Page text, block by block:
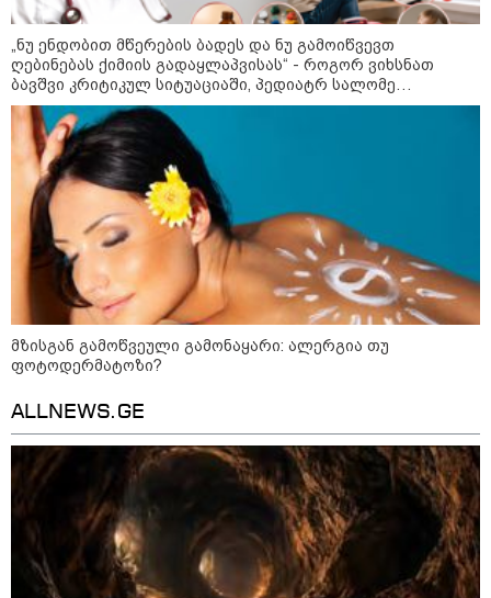
ფული ამ ზოდიაქოს ნიშნების
ხელში აღმოჩნდება: ვინ
გამდიდრდება?
როგორ ჩავიცვათ 40 წლის
შემდეგ: მილიონერების
სტილისტის 8 ოქროს წესი და
აუცილებელი სამოსი
მსოფლიო
„ნუ ენდობით მწერების ბადეს და ნუ გამოიწვევთ
ღებინებას ქიმიის გადაყლაპვისას“ - როგორ ვიხსნათ
ბავშვი კრიტიკულ სიტუაციაში, პედიატრ სალომე
ახვლედიანის რჩევები
მზისგან გამოწვეული გამონაყარი: ალერგია თუ
ფოტოდერმატოზი?
ALLNEWS.GE